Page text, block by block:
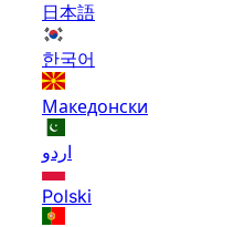
日本語
한국어
Македонски
اردو
Polski